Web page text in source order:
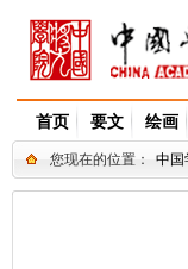
首页 要文 绘画
您现在的位置： 中国